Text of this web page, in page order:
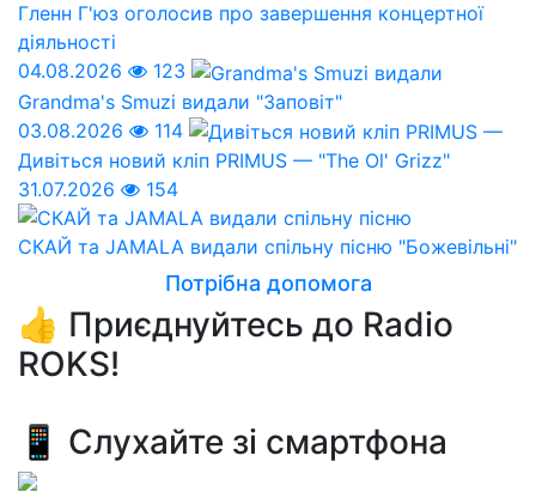
Гленн Г'юз оголосив про завершення концертної
діяльності
04.08.2026
123
Grandma's Smuzi видали "Заповіт"
03.08.2026
114
Дивіться новий кліп PRIMUS — "The Ol' Grizz"
31.07.2026
154
СКАЙ та JAMALA видали спільну пісню "Божевільні"
Потрібна допомога
👍 Приєднуйтесь до Radio
ROKS!
📱 Слухайте зі смартфона